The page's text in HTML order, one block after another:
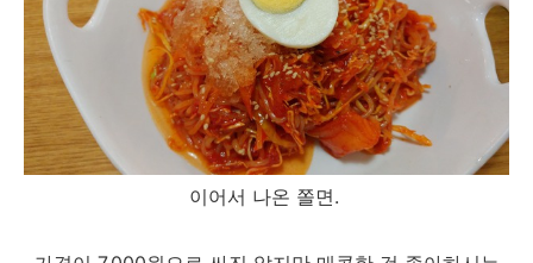
이어서 나온 쫄면.